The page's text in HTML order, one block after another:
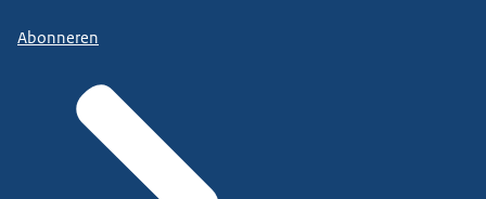
Abonneren